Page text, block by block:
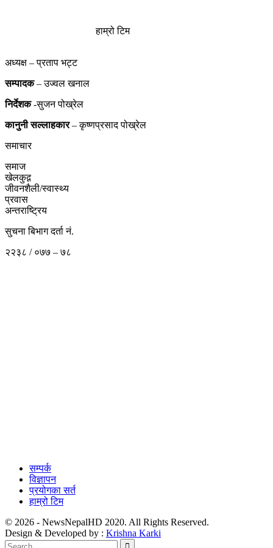
हाम्रो टिम
अध्यक्ष – प्रताप भट्ट
सम्पादक– उज्वल खनाल
निर्देशक-सुजन पोख्रेल
कानुनी सल्लाहकार– कृष्णप्रसाद पोख्रेल
समाचार
समाज
खेलकुद़़
जीवनशैली/स्वास्थ्य
प्रवास
अन्तराष्ट्रिय
सुचना बिभाग दर्ता नं.
२२३८ / ०७७ – ७८
सम्पर्क
विज्ञापन
प्रयोगका सर्त
हाम्रो टिम
© 2026 - NewsNepalHD 2020. All Rights Reserved.
Design & Developed by : Krishna Karki